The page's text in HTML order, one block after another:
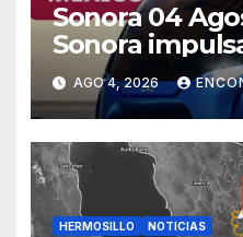
Sonora 04
Sonora
«Beyond», un
eléctrico
ITH
AGO 4, 2026
HERMOSILLO NOTICIAS